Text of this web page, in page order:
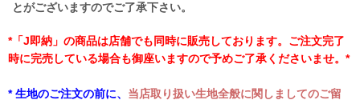
とがございますのでご了承下さい。
*「J即納」の商品は店舗でも同時に販売しております。ご注文完了
時に完売している場合も御座いますので予めご了承くださいませ。*
* 生地のご注文の前に、 当店取り扱い生地全般に関しましてのご留